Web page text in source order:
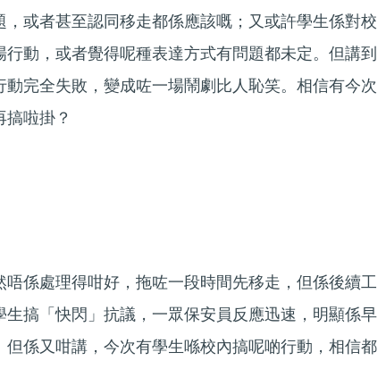
或者甚至認同移走都係應該嘅；又或許學生係對校
動，或者覺得呢種表達方式有問題都未定。但講到
完全失敗，變成咗一場鬧劇比人恥笑。相信有今次
搞啦掛？
唔係處理得咁好，拖咗一段時間先移走，但係後續工
搞「快閃」抗議，一眾保安員反應迅速，明顯係早
係又咁講，今次有學生喺校內搞呢啲行動，相信都